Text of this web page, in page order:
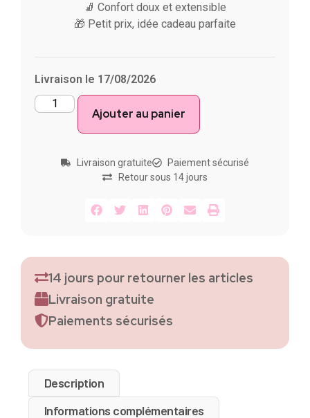
🧦 Confort doux et extensible
🎁 Petit prix, idée cadeau parfaite
Livraison le 17/08/2026
Ajouter au panier
Livraison gratuite
Paiement sécurisé
Retour sous 14 jours
14 jours pour retourner les articles
Livraison gratuite
Paiements sécurisés
Description
Informations complémentaires